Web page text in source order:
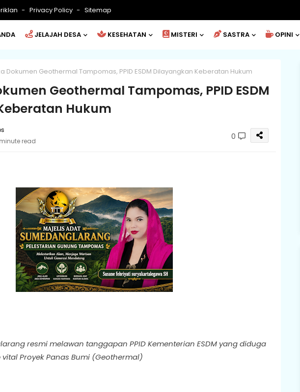
Privacy Policy Sitemap
JELAJAH DESA KESEHATAN MISTERI SASTRA OPINI
Dokumen Geothermal Tampomas, PPID ESDM Dilayangkan Keberatan Hukum
Geothermal Tampomas, PPID ESDM
Hukum
read 0
resmi melawan tanggapan PPID Kementerian ESDM yang diduga
Proyek Panas Bumi (Geothermal)